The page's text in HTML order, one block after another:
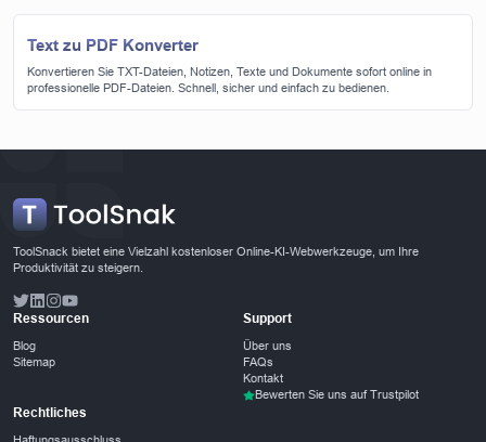
Text zu PDF Konverter
Konvertieren Sie TXT-Dateien, Notizen, Texte und Dokumente sofort online in
professionelle PDF-Dateien. Schnell, sicher und einfach zu bedienen.
ToolSnack bietet eine Vielzahl kostenloser Online-KI-Webwerkzeuge, um Ihre
Produktivität zu steigern.
Ressourcen
Blog
Sitemap
Support
Über uns
FAQs
Kontakt
Bewerten Sie uns auf Trustpilot
Rechtliches